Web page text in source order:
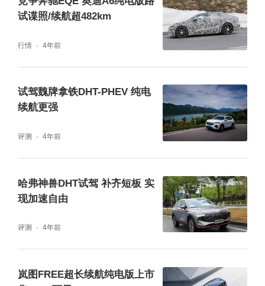
整体内饰保持了一贯以来的高品质豪华氛围。
在智能方面，岚图FREE超长续航纯电版标配
高通骁龙8155芯片，是目前最流行的车规级芯
试谍照/续航超482km
行情 4年前
试驾魏牌拿铁DHT-PHEV 纯电
续航更强
评测 4年前
哈弗神兽DHT试驾 补齐短板 实
现加速自由
评测 4年前
岚图FREE超长续航纯电版上市